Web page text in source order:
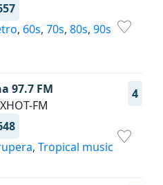
, 60s, 70s, 80s, 90s
97.7 FM 4
FM
, Tropical music